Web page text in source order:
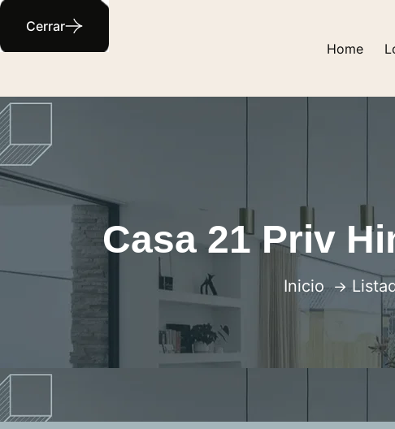
Cerrar
Home
Casa 21 Priv
Inicio